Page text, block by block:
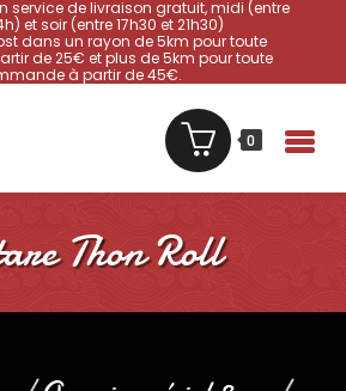
service de livraison gratuit, midi (entre
et soir (entre 17h30 et 21h30)
dans un rayon de 5km pour toute
de 25€ et plus de 5km pour toute
à partir de 45€.
0
Thon Roll